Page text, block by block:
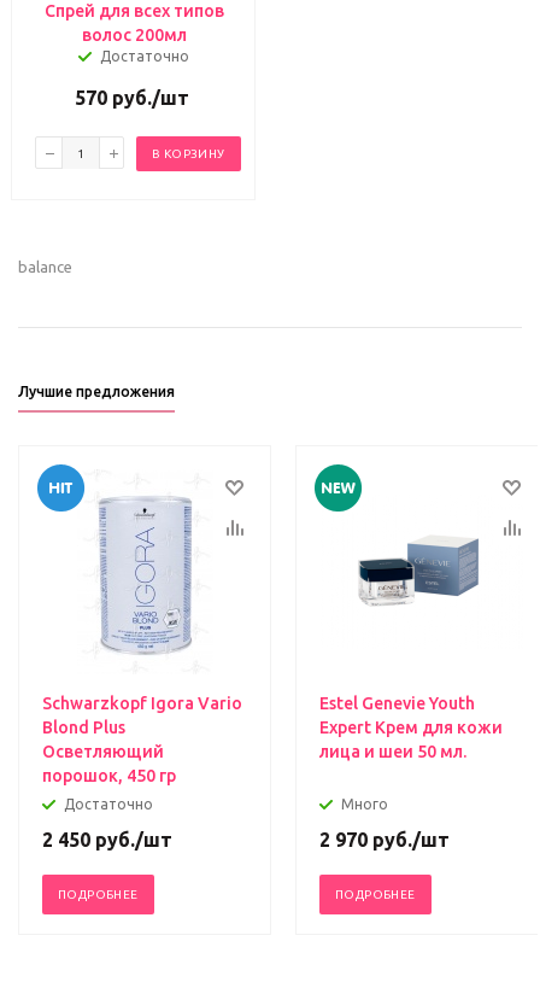
Спрей для всех типов
волос 200мл
Достаточно
570руб./шт
В КОРЗИНУ
balance
Лучшие предложения
Schwarzkopf Igora Vario
Blond Plus
Осветляющий
порошок, 450 гр
Достаточно
2 450 руб./шт
ПОДРОБНЕЕ
Estel Genevie Youth
Expert Крем для кожи
лица и шеи 50 мл.
Много
2 970 руб./шт
ПОДРОБНЕЕ